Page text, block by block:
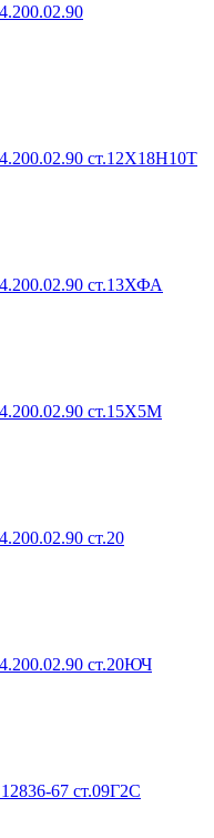
ст.12Х18Н10Т
ст.13ХФА
ст.15Х5М
ст.20
ст.20ЮЧ
67 ст.09Г2С